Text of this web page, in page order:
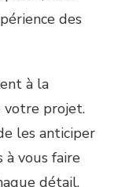
des
à la
projet.
les anticiper
à vous faire
détail.